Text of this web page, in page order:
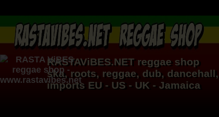
RASTAViBES.NET reggae shop
ska, roots, reggae, dub, dancehall,
imports EU - US - UK - Jamaica